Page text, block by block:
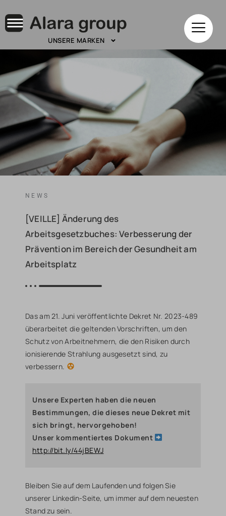
UNSERE MARKEN
NEWS
[VEILLE] Änderung des
Arbeitsgesetzbuches: Verbesserung der
Prävention im Bereich der Gesundheit am
Arbeitsplatz
Das am 21. Juni veröffentlichte Dekret Nr. 2023-489
überarbeitet die geltenden Vorschriften, um den
Schutz von Arbeitnehmern, die den Risiken durch
ionisierende Strahlung ausgesetzt sind, zu
verbessern.
Unsere Experten haben die neuen
Bestimmungen, die dieses neue Dekret mit
sich bringt, hervorgehoben!
Unser kommentiertes Dokument
http://bit.ly/44jBEWJ
Bleiben Sie auf dem Laufenden und folgen Sie
unserer Linkedin-Seite, um immer auf dem neuesten
Stand zu sein.